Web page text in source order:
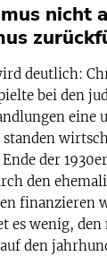
nicht
deutlich:
bei den
eine
der
den
finanzieren
es wenig, den
den